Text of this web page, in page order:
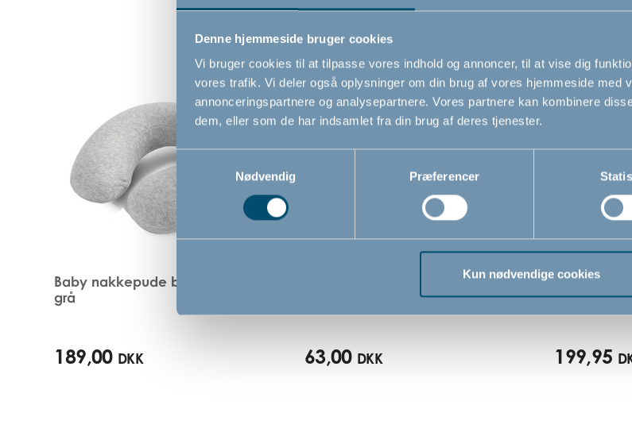
Denne hjemmeside bruger cookies
Vi bruger cookies til at tilpasse vores indhold og annoncer, til at vise dig
vores trafik. Vi deler også oplysninger om din brug af vores hjemmeside med
annonceringspartnere og analysepartnere. Vores partnere kan kombinere
dem, eller som de har indsamlet fra din brug af deres tjenester.
Nødvendig
Præferencer
Kun nødvendige cookies
Baby nakkepude by BabyDan,
grå
189,00 DKK 63,00 DKK 199,95